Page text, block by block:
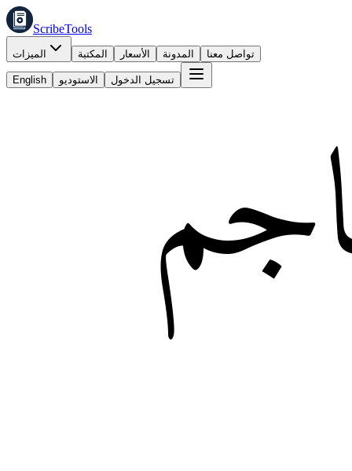
ScribeTools
الميزات المكتبة الأسعار المدونة تواصل معنا
English الاستوديو تسجيل الدخول